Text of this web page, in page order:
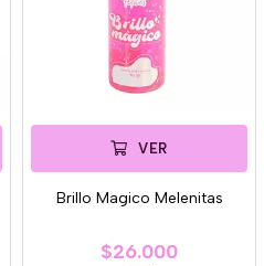
VER
Brillo Magico Melenitas
$26.000